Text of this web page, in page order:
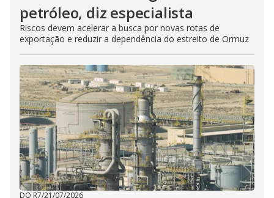
petróleo, diz especialista
Riscos devem acelerar a busca por novas rotas de
exportação e reduzir a dependência do estreito de Ormuz
DO R7/21/07/2026